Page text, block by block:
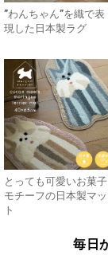
”わんちゃん”を織で表
現した日本製ラグ
とっても可愛いお菓子
モチーフの日本製マッ
ト
毎日